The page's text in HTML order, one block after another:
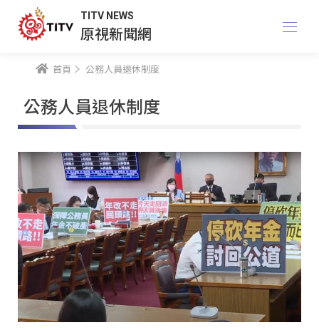
TITV NEWS
原視新聞網
首頁 公務人員退休制度
公務人員退休制度